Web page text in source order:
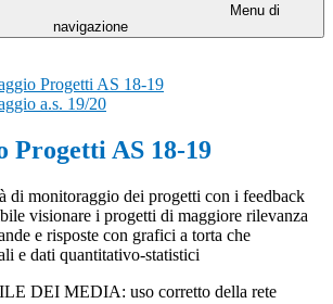
Menu di
navigazione
Progetti AS 18-19
a.s. 19/20
Progetti AS 18-19
di monitoraggio dei progetti con i feedback
visionare i progetti di maggiore rilevanza
e risposte con grafici a torta che
e dati quantitativo-statistici
DEI MEDIA: uso corretto della rete